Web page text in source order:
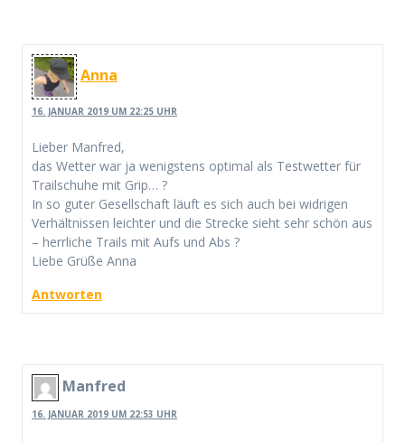
Anna
16. JANUAR 2019 UM 22:25 UHR
Lieber Manfred,
das Wetter war ja wenigstens optimal als Testwetter für
Trailschuhe mit Grip… ?
In so guter Gesellschaft läuft es sich auch bei widrigen
Verhältnissen leichter und die Strecke sieht sehr schön aus
– herrliche Trails mit Aufs und Abs ?
Liebe Grüße Anna
Antworten
Manfred
16. JANUAR 2019 UM 22:53 UHR